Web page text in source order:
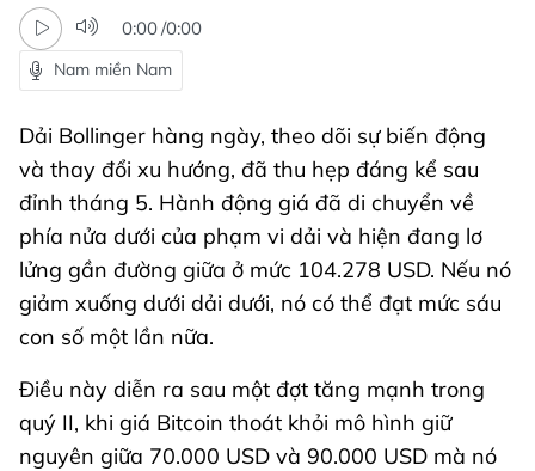
0:00/0:00
Nam miền Nam
Dải Bollinger hàng ngày, theo dõi sự biến động
và thay đổi xu hướng, đã thu hẹp đáng kể sau
đỉnh tháng 5. Hành động giá đã di chuyển về
phía nửa dưới của phạm vi dải và hiện đang lơ
lửng gần đường giữa ở mức 104.278 USD. Nếu nó
giảm xuống dưới dải dưới, nó có thể đạt mức sáu
con số một lần nữa.
Điều này diễn ra sau một đợt tăng mạnh trong
quý II, khi giá Bitcoin thoát khỏi mô hình giữ
nguyên giữa 70.000 USD và 90.000 USD mà nó